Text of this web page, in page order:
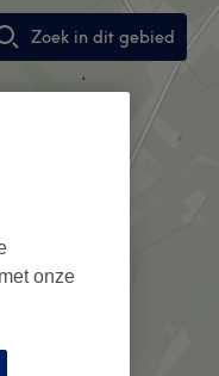
Zoek in dit gebied
,
onze